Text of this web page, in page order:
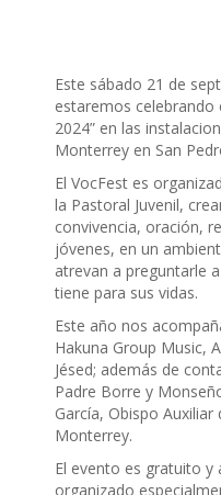
Este sábado 21 de
estaremos celebrando
2024” en las
Monterrey en San
El VocFest es
la Pastoral Juvenil,
convivencia, oración,
jóvenes, en un
atrevan a preguntarle
tiene para sus vidas.
Este año nos
Hakuna Group Music,
Jésed; además de
Padre Borre y
García, Obispo
Monterrey.
El evento es gratuito y
organizado